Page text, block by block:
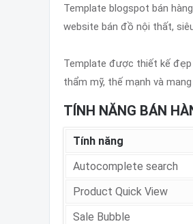
Template blogspot bán
website bán đồ nội thất,
Template được thiết kế
thẩm mỹ, thế mạnh và
TÍNH NĂNG BÁN
Tính năng
Autocomplete search
Product Quick View
Sale Bubble